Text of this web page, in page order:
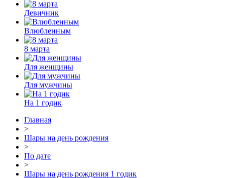
Девичник
Влюбленным
8 марта
Для женщины
Для мужчины
На 1 годик
Главная
>
Шары на день рождения
>
По дате
>
Шары на день рождения 1 годик